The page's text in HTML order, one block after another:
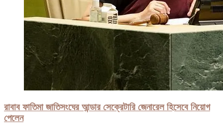
রাবাব ফাতিমা জাতিসংঘের আন্ডার সেক্রেটারি জেনারেল হিসেবে নিয়োগ
পেলেন